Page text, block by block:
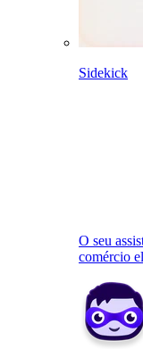
Sidekick
O seu
comércio